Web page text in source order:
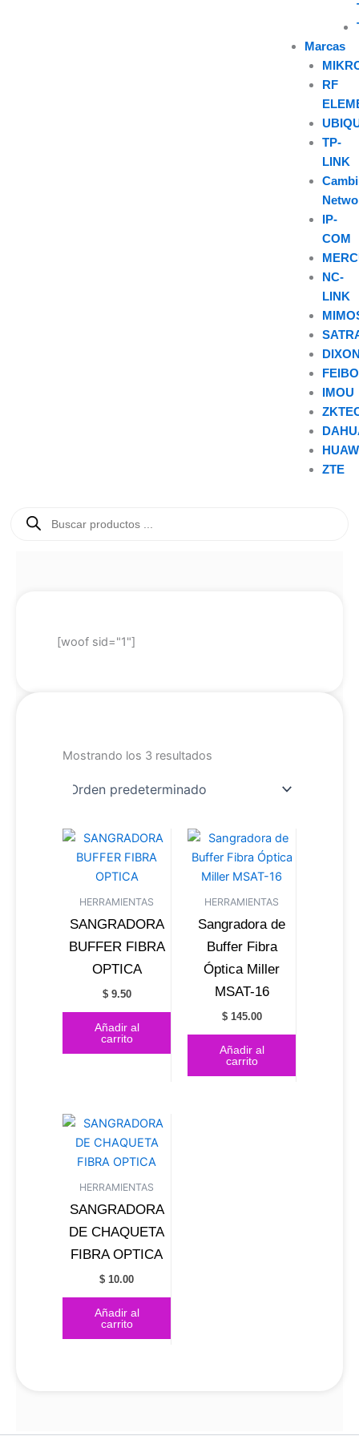
Marcas
RF
TP-
LINK
IP-
COM
NC-
LINK
IMOU
ZTE
[woof sid="1"]
Mostrando los 3 resultados
HERRAMIENTAS
SANGRADORA
BUFFER FIBRA
OPTICA
$9.50
Añadir al
carrito
HERRAMIENTAS
Sangradora de
Buffer Fibra
Óptica Miller
MSAT-16
$145.00
Añadir al
carrito
HERRAMIENTAS
SANGRADORA
DE CHAQUETA
FIBRA OPTICA
$ 10.00
Añadir al
carrito